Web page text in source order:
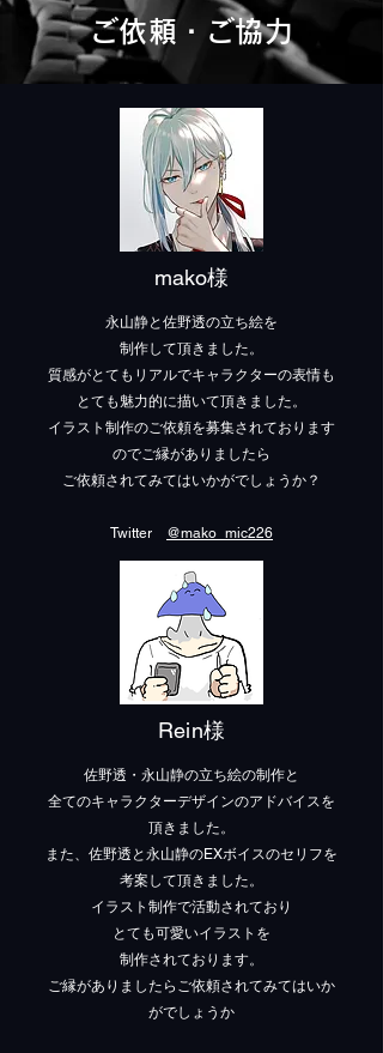
ご依頼・ご協力
mako様
永山静と佐野透の立ち絵を
制作して頂きました。
質感がとてもリアルでキャラクターの表情も
とても魅力的に描いて頂きました。
イラスト制作のご依頼を募集されております
のでご縁がありましたら
ご依頼されてみてはいかがでしょうか？
​Twitter @mako_mic226
Rein様
佐野透・永山静の立ち絵の制作と
全てのキャラクターデザインのアドバイスを
頂きました。
また、佐野透と永山静のEXボイスのセリフを
考案して頂きました。
イラスト制作で活動されており
とても可愛いイラストを
制作されております。
​ご縁がありましたらご依頼されてみてはいか
がでしょうか​